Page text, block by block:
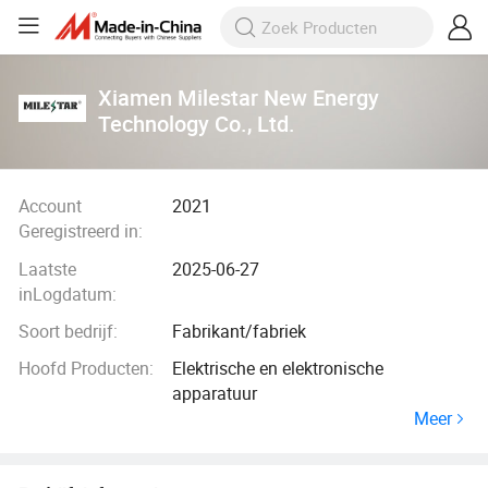
Xiamen Milestar New Energy
Technology Co., Ltd.
Account
Geregistreerd in:
2021
Laatste
inLogdatum:
2025-06-27
Soort bedrijf:
Fabrikant/fabriek
Hoofd Producten:
Elektrische en elektronische
apparatuur
Meer